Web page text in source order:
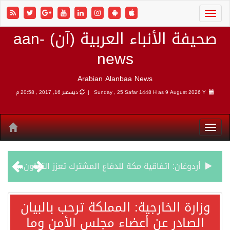
صحيفة الأنباء العربية (آن) aan-
news
Arabian Alanbaa News
Sunday , 25 Safar 1448 H as9 August 2026 Y | ديسمبر 16, 2017 , 20:58 م
أردوغان: اتفاقية مكة للدفاع المشترك تعزز التعاون الأمني ولا تستهدف أي دولة
سمو وزير الخارجية : اتفاقية مكة تعكس الإرادة السياسية لحماية أمن المنطقة
وزارة الخارجية: المملكة ترحب بالبيان
الصادر عن أعضاء مجلس الأمن وما